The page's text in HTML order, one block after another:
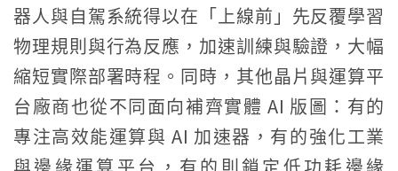
器人與自駕系統得以在「上線前」先反覆學習
物理規則與行為反應，加速訓練與驗證，大幅
縮短實際部署時程。同時，其他晶片與運算平
台廠商也從不同面向補齊實體 AI 版圖：有的
專注高效能運算與 AI 加速器，有的強化工業